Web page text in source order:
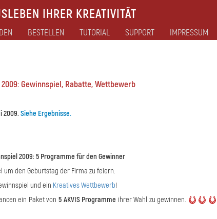
IHRER KREATIVITÄT
BESTELLEN TUTORIAL SUPPORT IMPRESSUM
Gewinnspiel, Rabatte, Wettbewerb
2009.Siehe Ergebnisse.
2009: 5 Programme für den Gewinner
um den Geburtstag der Firma zu feiern.
und ein Kreatives Wettbewerb!
ein Paket von5 AKVIS Programme ihrer Wahl zu gewinnen.